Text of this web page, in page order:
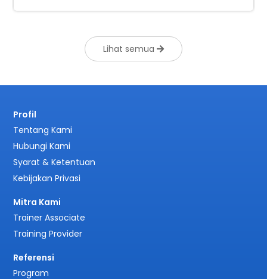
Lihat semua
Profil
Tentang Kami
Hubungi Kami
Syarat & Ketentuan
Kebijakan Privasi
Mitra Kami
Trainer Associate
Training Provider
Referensi
Program